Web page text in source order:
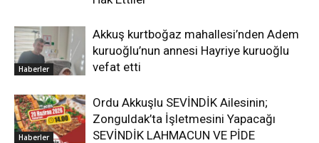
Haberler
Akkuş kurtboğaz mahallesi’nden Adem
kuruoğlu’nun annesi Hayriye kuruoğlu
vefat etti
Haberler
Ordu Akkuşlu SEVİNDİK Ailesinin;
Zonguldak’ta İşletmesini Yapacağı
SEVİNDİK LAHMACUN VE PİDE